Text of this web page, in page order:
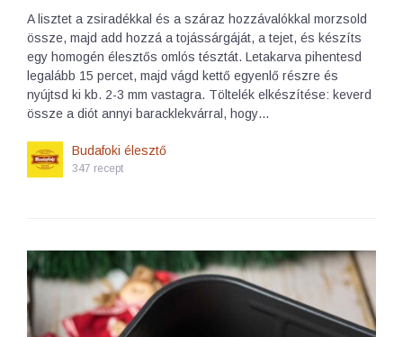
A lisztet a zsiradékkal és a száraz hozzávalókkal morzsold
össze, majd add hozzá a tojássárgáját, a tejet, és készíts
egy homogén élesztős omlós tésztát. Letakarva pihentesd
legalább 15 percet, majd vágd kettő egyenlő részre és
nyújtsd ki kb. 2-3 mm vastagra. Töltelék elkészítése: keverd
össze a diót annyi baracklekvárral, hogy…
Budafoki élesztő
347 recept